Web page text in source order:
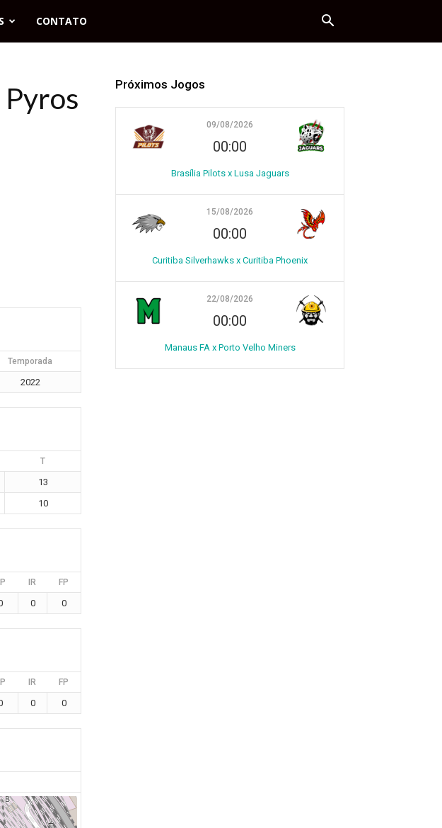
CONTATO
Temporada
2022
T
13
10
IR FP
0 0
IR FP
0 0
Próximos Jogos
09/08/2026
00:00
Brasília Pilots x Lusa Jaguars
15/08/2026
00:00
Curitiba Silverhawks x Curitiba Phoenix
22/08/2026
00:00
Manaus FA x Porto Velho Miners